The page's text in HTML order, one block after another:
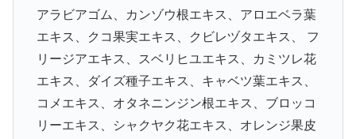
アラビアゴム、カンゾウ根エキス、アロエベラ葉
エキス、クコ果実エキス、クビレヅタエキス、 フ
リージアエキス、スベリヒユエキス、カミツレ花
エキス、ダイズ種子エキス、キャベツ葉エキス、
コメエキス、オタネニンジン根エキス、ブロッコ
リーエキス、シャクヤク花エキス、オレンジ果皮